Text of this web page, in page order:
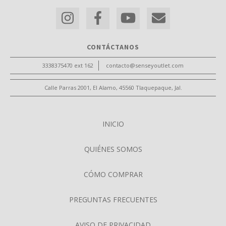
CONTÁCTANOS
3338375470 ext 162 contacto@senseyoutlet.com
Calle Parras 2001, El Alamo, 45560 Tlaquepaque, Jal.
INICIO
QUIÉNES SOMOS
CÓMO COMPRAR
PREGUNTAS FRECUENTES